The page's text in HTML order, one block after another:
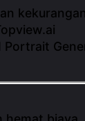
kekurangan
Portrait